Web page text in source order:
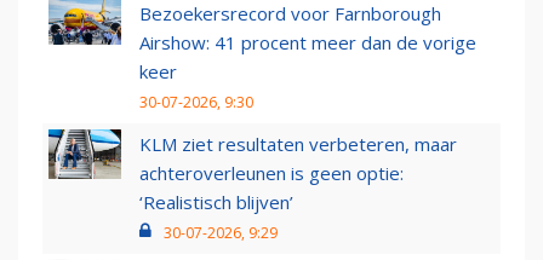
Bezoekersrecord voor Farnborough
Airshow: 41 procent meer dan de vorige
keer
30-07-2026, 9:30
KLM ziet resultaten verbeteren, maar
achteroverleunen is geen optie:
‘Realistisch blijven’
30-07-2026, 9:29